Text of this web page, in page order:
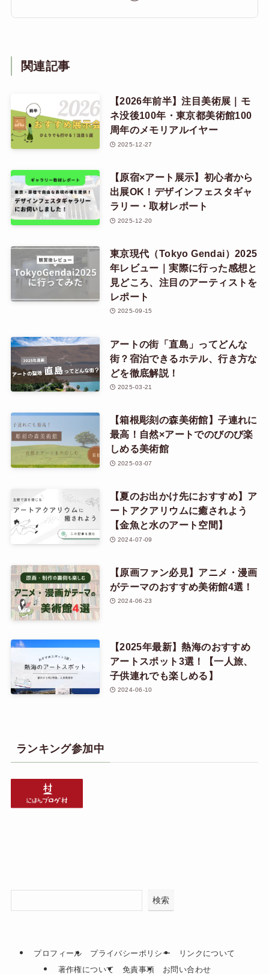
関連記事
【2026年前半】注目美術展｜モ
ネ没後100年・東京都美術館100
周年のメモリアルイヤー
2025-12-27
【原宿×アート展示】初心者から
出展OK！デザインフェスタギャ
ラリー・取材レポート
2025-12-20
東京現代（Tokyo Gendai）2025
年レビュー｜実際に行った感想と
見どころ、注目のアーティストを
レポート
2025-09-15
アートの街「直島」ってどんな
街？宿泊できるホテル、行き方な
どを徹底解説！
2025-03-21
【箱根彫刻の森美術館】子連れに
最高！自然×アートでのびのび楽
しめる美術館
2025-03-07
【夏のお出かけ先におすすめ】ア
ートアクアリウムに癒されよう
【金魚と水のアート空間】
2024-07-09
【原画ファン必見】アニメ・漫画
がテーマのおすすめ美術館4選！
2024-06-23
【2025年最新】熱海のおすすめ
アートスポット3選！【一人旅、
子供連れでも楽しめる】
2024-06-10
ランキング参加中
検索
プロフィール プライバシーポリシー
リンクについて
著作権について
免責事項 お問い合わせ